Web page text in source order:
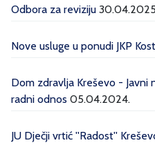
Odbora za reviziju
Nove usluge u ponudi JKP
Dom zdravlja Kreševo - Javni
radni odnos 05.04.2024.
JU Dječji vrtić ''Radost''